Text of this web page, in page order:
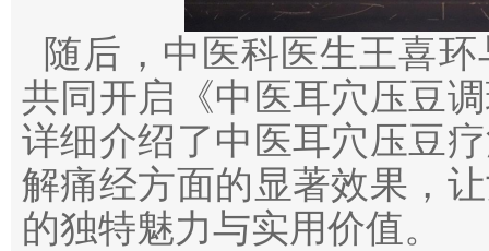
随后，中医科医生王喜
共同开启《中医耳穴压豆
详细介绍了中医耳穴压豆
解痛经方面的显著效果，
的独特魅力与实用价值。